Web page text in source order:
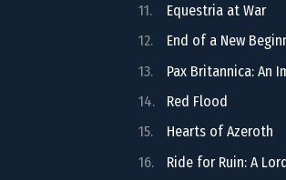
Equestria at War
End of a New
Pax Britannica: An
Red Flood
Hearts of Azeroth
Ride for Ruin: A